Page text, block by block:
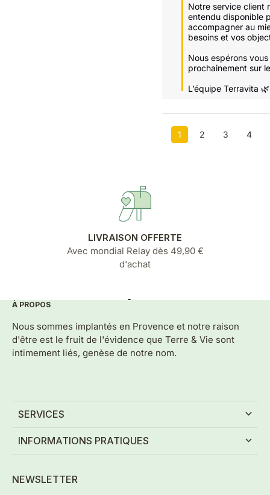
Notre service client
entendu disponible
accompagner au
besoins et vos
Nous espérons
prochainement sur
L’équipe Terravita 🌿
1 2 3 4
LIVRAISON OFFERTE
Avec mondial Relay dès 49,90 €
d'achat
À PROPOS
Nous sommes implantés en Provence et notre raison
d'être est le fruit de l'évidence que Terre & Vie sont
intimement liés, genèse de notre nom.
SERVICES
INFORMATIONS PRATIQUES
NEWSLETTER